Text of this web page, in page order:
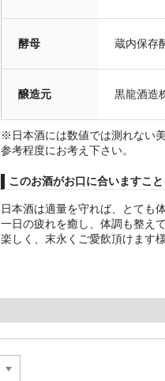
酵母 蔵内保存
醸造元 黒龍酒造
※日本酒には数値では測れない
参考程度にお考え下さい。
このお酒がお口に合いますこ
日本酒は適量を守れば、とても
一日の疲れを癒し、体調も整えて
楽しく、末永くご愛飲頂けます